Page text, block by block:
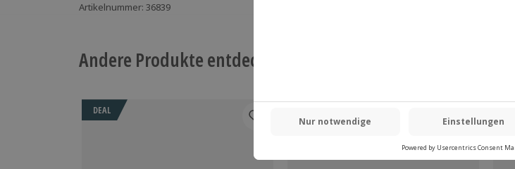
Artikelnummer: 36839
Andere Produkte entdecken
DEAL -